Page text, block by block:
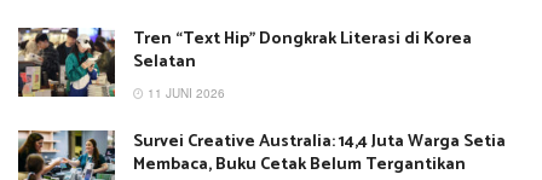
Tren “Text Hip” Dongkrak Literasi di Korea
Selatan
11 JUNI 2026
Survei Creative Australia: 14,4 Juta Warga Setia
Membaca, Buku Cetak Belum Tergantikan